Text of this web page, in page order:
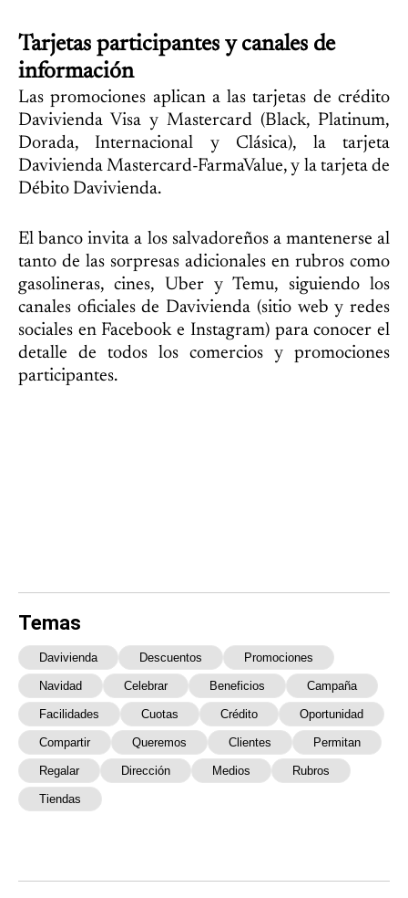
Tarjetas participantes y canales de
información
Las promociones aplican a las tarjetas de crédito
Davivienda Visa y Mastercard (Black, Platinum,
Dorada, Internacional y Clásica), la tarjeta
Davivienda Mastercard-FarmaValue, y la tarjeta de
Débito Davivienda.
El banco invita a los salvadoreños a mantenerse al
tanto de las sorpresas adicionales en rubros como
gasolineras, cines, Uber y Temu, siguiendo los
canales oficiales de Davivienda (sitio web y redes
sociales en Facebook e Instagram) para conocer el
detalle de todos los comercios y promociones
participantes.
Temas
Davivienda Descuentos Promociones
Navidad Celebrar Beneficios Campaña
Facilidades Cuotas Crédito Oportunidad
Compartir Queremos Clientes Permitan
Regalar Dirección Medios Rubros
Tiendas